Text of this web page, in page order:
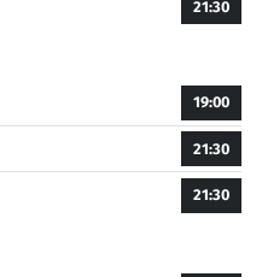
21:30
19:00
21:30
21:30